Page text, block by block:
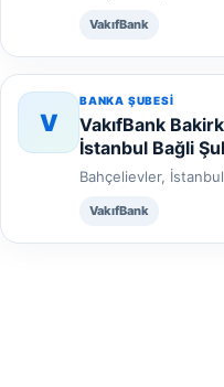
VakıfBank
V
BANKA ŞUBESI
VakıfBank
İstanbul Bağli
Bahçelievler, İstanbul
VakıfBank